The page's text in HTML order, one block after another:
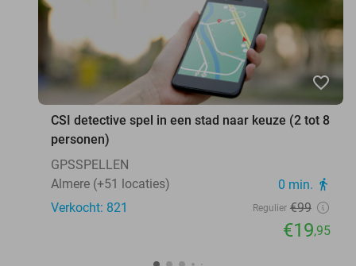
favorite_border
CSI detective spel in een stad naar keuze (2 tot 8
personen)
GPSSPELLEN
Almere (+51 locaties)
0 min. directions_walk
Verkocht: 821 Regulier €99
€19,95